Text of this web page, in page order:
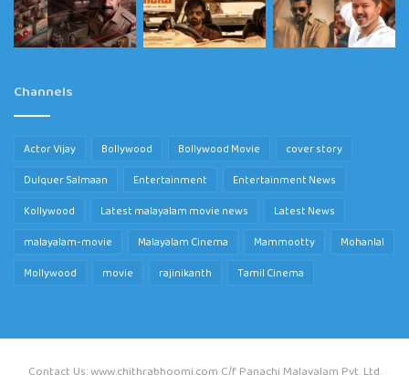
Channels
Actor Vijay Bollywood Bollywood Movie
cover story
Dulquer Salmaan
Entertainment
Entertainment News
Kollywood
Latest malayalam movie news
Latest News
malayalam-movie
Malayalam Cinema Mammootty
Mohanlal
Mollywood
movie rajinikanth Tamil Cinema
Contact Us: www.chithrabhoomi.com C/f Panachi Malayalam Pvt. Ltd.